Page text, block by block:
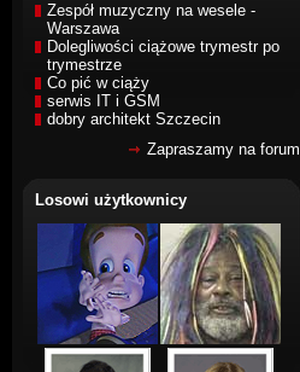
Zespół muzyczny na wesele -
Warszawa
Dolegliwości ciążowe trymestr po
trymestrze
Co pić w ciąży
serwis IT i GSM
dobry architekt Szczecin
Zapraszamy na forum
Losowi użytkownicy